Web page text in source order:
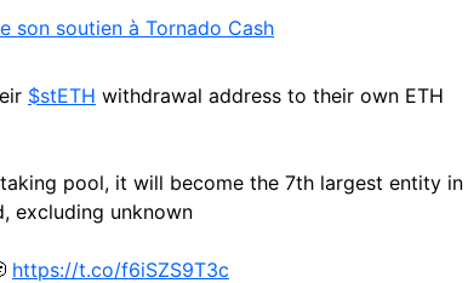
son soutien à Tornado Cash
$stETH withdrawal address to their own ETH
pool, it will become the 7th largest entity in
excluding unknown
https://t.co/f6iSZS9T3c